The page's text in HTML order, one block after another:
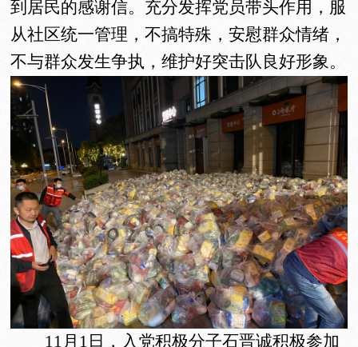
到居民的感谢信。充分发挥党员带头作用，服
从社区统一管理，不搞特殊，安慰群众情绪，
不与群众发生争执，维护好突击队良好形象。
11月1日，入党积极分子石晋诚积极参加